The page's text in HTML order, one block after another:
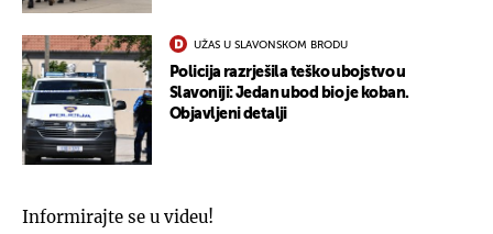
UŽAS U SLAVONSKOM BRODU
Policija razrješila teško ubojstvo u
Slavoniji: Jedan ubod bio je koban.
Objavljeni detalji
Informirajte se u videu!